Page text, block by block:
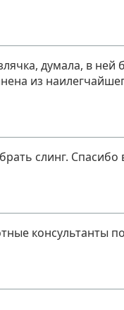
думала, в ней
из
слинг.
консультанты